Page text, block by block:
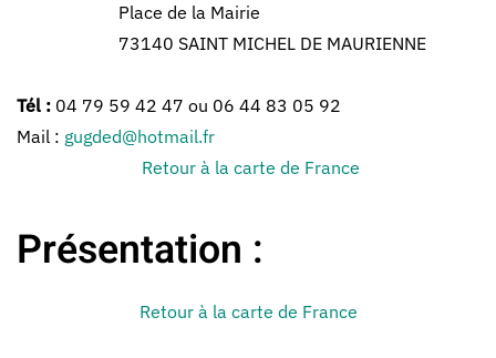
Place de la Mairie
73140 SAINT MICHEL DE MAURIENNE
Tél : 04 79 59 42 47 ou 06 44 83 05 92
Mail : gugded@hotmail.fr
Retour à la carte de France
Présentation :
Retour à la carte de France